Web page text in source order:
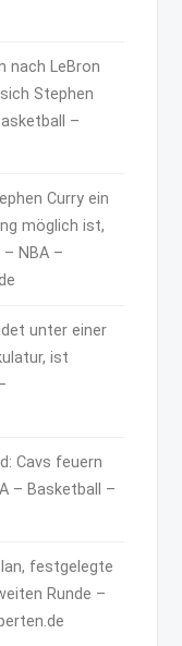
nach LeBron
Stephen
–
Curry ein
möglich ist,
NBA –
unter einer
ist
Cavs feuern
– Basketball –
festgelegte
Runde –